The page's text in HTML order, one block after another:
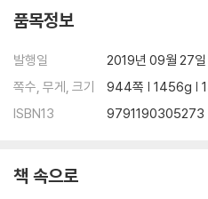
58. 「그레이트 뷰티」 파올로 소렌티노
60. 「더 울프 오브 월스트리트」 마틴 스
61. 「사이비」 연상호
63. 「안티크라이스트」 라스 폰 트리에
65. 「불청객」 이응일
66. 「옥희의 영화」 홍상수
품목정보
발행일
2019년 09월 27일
쪽수, 무게, 크기
944쪽 | 1456g |
ISBN13
9791190305273
책 속으로